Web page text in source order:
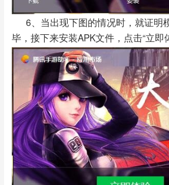
6、当出现下图的情况时，就证明
毕，接下来安装APK文件，点击“立即